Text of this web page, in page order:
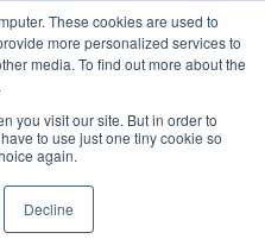
These cookies are used to
more personalized services to
media. To find out more about the
you visit our site. But in order to
to use just one tiny cookie so
again.
Decline